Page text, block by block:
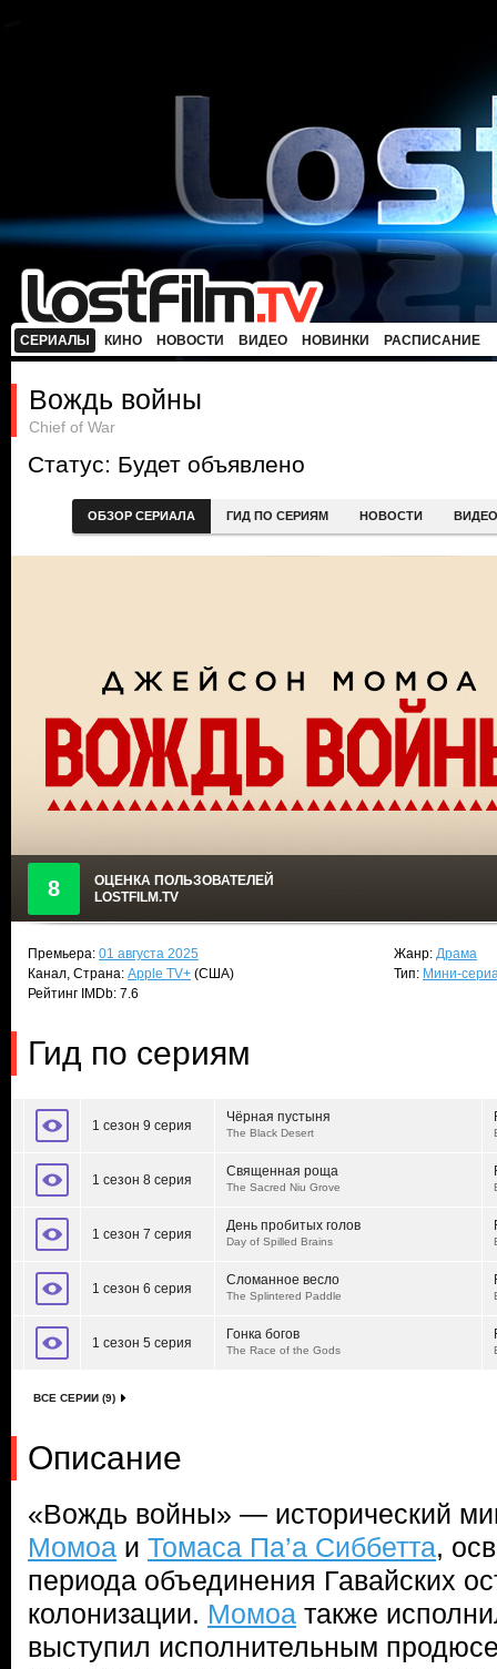
СЕРИАЛЫ КИНО НОВОСТИ ВИДЕО НОВИНКИ РАСПИСАНИЕ
Вождь войны
Chief of War
Статус: Будет объявлено
ОБЗОР СЕРИАЛА ГИД ПО СЕРИЯМ НОВОСТИ ВИДЕО
8
ОЦЕНКА ПОЛЬЗОВАТЕЛЕЙ
LOSTFILM.TV
Премьера: 01 августа 2025
Канал, Страна: Apple TV+ (США)
Рейтинг IMDb: 7.6
Жанр: Драма
Тип: Мини-
Гид по сериям
1 сезон 9 серия
Чёрная пустыня
The Black Desert
1 сезон 8 серия
Священная роща
The Sacred Niu Grove
1 сезон 7 серия
День пробитых голов
Day of Spilled Brains
1 сезон 6 серия
Сломанное весло
The Splintered Paddle
1 сезон 5 серия
Гонка богов
The Race of the Gods
ВСЕ СЕРИИ (9)
Описание
«Вождь войны» — исторический
Момоа и Томаса Па’а Сиббетта,
периода объединения Гавайских
колонизации. Момоа также
выступил исполнительным